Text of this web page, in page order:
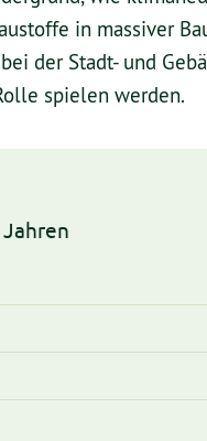
in massiver
der Stadt- und
spielen werden.